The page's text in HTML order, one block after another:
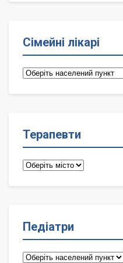
Сімейні лікарі
Сімейні
Терапевти
Терапевти
Педіатри
Педіатри